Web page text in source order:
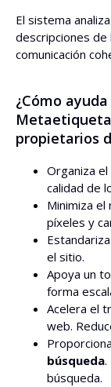
El sistema
descripciones de
comunicación
¿Cómo
propietarios
Organiza
calidad de
Minimiza
píxeles y
el sitio.
Apoya un
forma
Acelera el
web.
búsqueda.
búsqueda.